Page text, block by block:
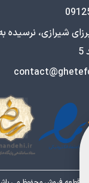
شیرازی، نرسیده